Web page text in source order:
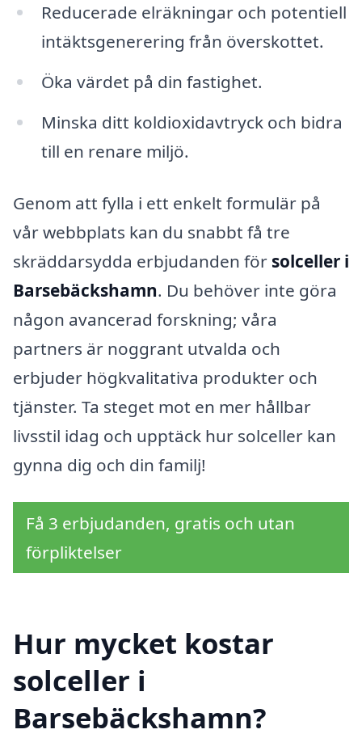
Reducerade elräkningar och potentiell
intäktsgenerering från överskottet.
Öka värdet på din fastighet.
Minska ditt koldioxidavtryck och bidra
till en renare miljö.
Genom att fylla i ett enkelt formulär på
vår webbplats kan du snabbt få tre
skräddarsydda erbjudanden för solceller i
Barsebäckshamn. Du behöver inte göra
någon avancerad forskning; våra
partners är noggrant utvalda och
erbjuder högkvalitativa produkter och
tjänster. Ta steget mot en mer hållbar
livsstil idag och upptäck hur solceller kan
gynna dig och din familj!
Få 3 erbjudanden, gratis och utan
förpliktelser
Hur mycket kostar
solceller i
Barsebäckshamn?